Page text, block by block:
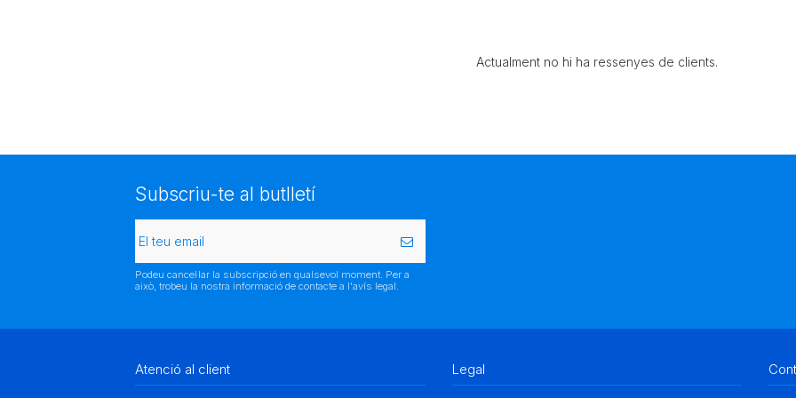
Actualment no hi ha ressenyes de clients.
Subscriu-te al butlletí
Podeu cancel·lar la subscripció en qualsevol moment. Per a
això, trobeu la nostra informació de contacte a l'avís legal.
Atenció al client Legal